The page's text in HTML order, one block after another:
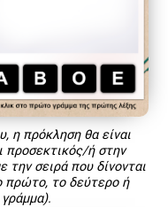
η πρόκληση θα είναι
προσεκτικός/ή στην
σειρά που δίνονται
πρώτο, το δεύτερο ή